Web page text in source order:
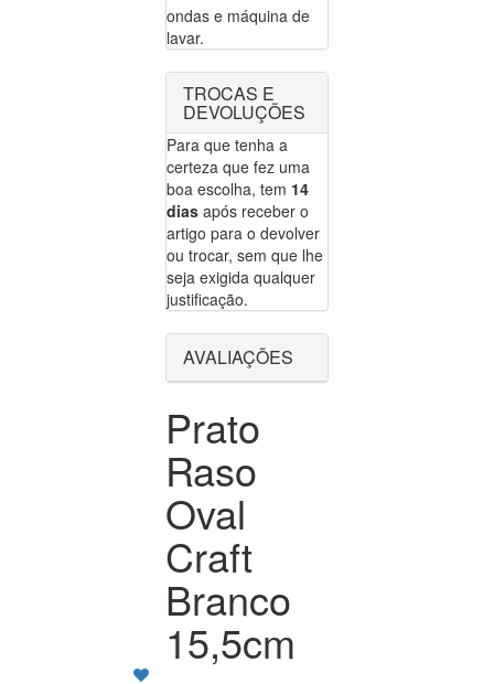
ondas e máquina de
lavar.
TROCAS E
DEVOLUÇÕES
Para que tenha a
certeza que fez uma
boa escolha, tem 14
dias após receber o
artigo para o devolver
ou trocar, sem que lhe
seja exigida qualquer
justificação.
AVALIAÇÕES
Prato
Raso
Oval
Craft
Branco
15,5cm